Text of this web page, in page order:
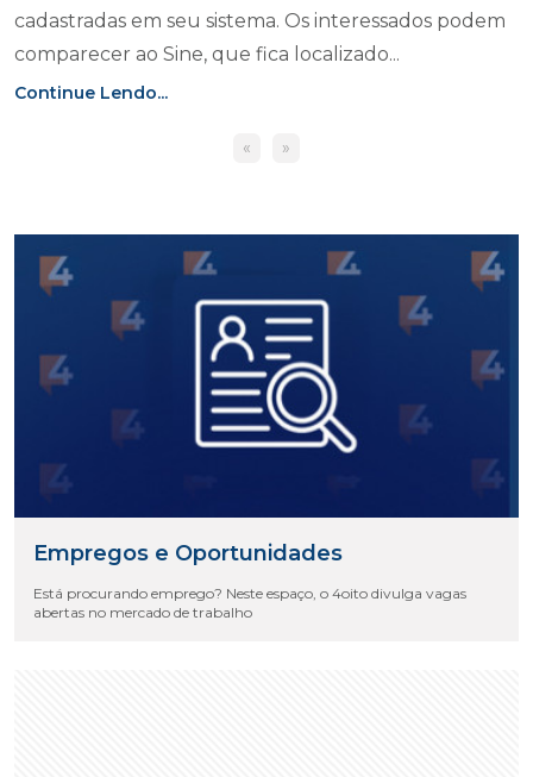
cadastradas em seu sistema. Os interessados podem
comparecer ao Sine, que fica localizado...
Continue Lendo...
« »
Empregos e Oportunidades
Está procurando emprego? Neste espaço, o 4oito divulga vagas
abertas no mercado de trabalho